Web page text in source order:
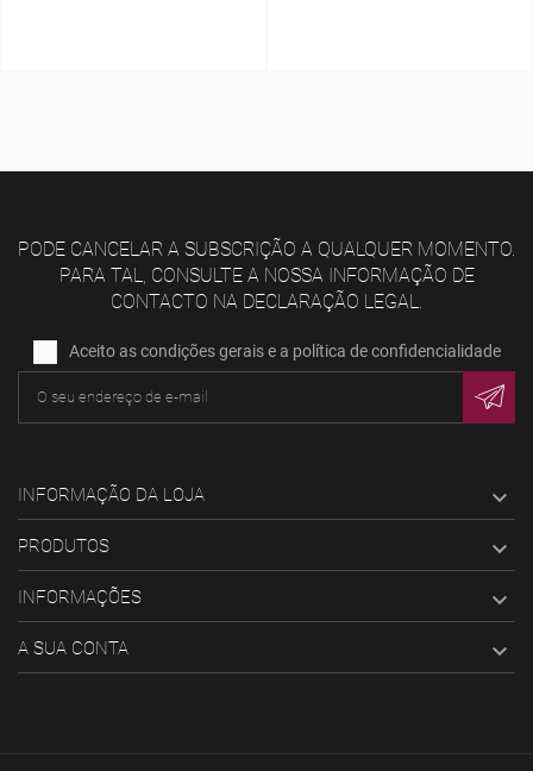
PODE CANCELAR A SUBSCRIÇÃO A QUALQUER MOMENTO.
PARA TAL, CONSULTE A NOSSA INFORMAÇÃO DE
CONTACTO NA DECLARAÇÃO LEGAL.
Aceito as condições gerais e a política de confidencialidade
INFORMAÇÃO DA LOJA 
PRODUTOS 
INFORMAÇÕES 
A SUA CONTA 